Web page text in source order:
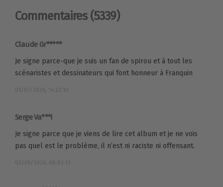
Commentaires (5339)
Claude Gr*****
Je signe parce-que je suis un fan de spirou et à tout les
scénaristes et dessinateurs qui font honneur à Franquin
01/07/2026, 14:23:10
Serge Va***i
Je signe parce que je viens de lire cet album et je ne vois
pas quel est le problème, il n’est ni raciste ni offensant.
03/05/2026, 00:02:13